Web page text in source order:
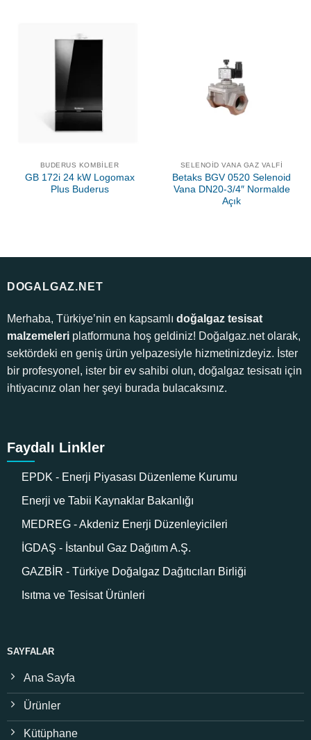
BUDERUS KOMBILER
GB 172i 24 kW Logomax
Plus Buderus
SELENOID VANA GAZ VALFI
Betaks BGV 0520 Selenoid
Vana DN20-3/4″ Normalde
Açık
DOGALGAZ.NET
Merhaba, Türkiye’nin en kapsamlı doğalgaz tesisat
malzemeleriplatformuna hoş geldiniz! Doğalgaz.net olarak,
sektördeki en geniş ürün yelpazesiyle hizmetinizdeyiz. İster
bir profesyonel, ister bir ev sahibi olun, doğalgaz tesisatı için
ihtiyacınız olan her şeyi burada bulacaksınız.
Faydalı Linkler
EPDK - Enerji Piyasası Düzenleme Kurumu
Enerji ve Tabii Kaynaklar Bakanlığı
MEDREG - Akdeniz Enerji Düzenleyicileri
İGDAŞ - İstanbul Gaz Dağıtım A.Ş.
GAZBİR - Türkiye Doğalgaz Dağıtıcıları Birliği
Isıtma ve Tesisat Ürünleri
SAYFALAR
Ana Sayfa
Ürünler
Kütüphane